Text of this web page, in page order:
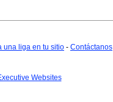
una liga en tu sitio - Contáctanos
Websites